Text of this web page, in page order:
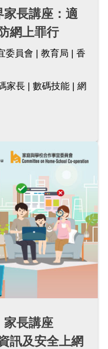
長講座：適
網上罪行
委員會 教育局
香
家長 數碼技能
網
家長講座
訊及安全上網